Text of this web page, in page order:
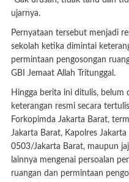
ujarnya.
Pernyataan tersebut menjadi
sekolah ketika dimintai
permintaan pengosongan
GBI Jemaat Allah Tritunggal.
Hingga berita ini ditulis, belum
keterangan resmi secara
Forkopimda Jakarta Barat,
Jakarta Barat, Kapolres
0503/Jakarta Barat, maupun
lainnya mengenai persoalan
ruangan dan permintaan